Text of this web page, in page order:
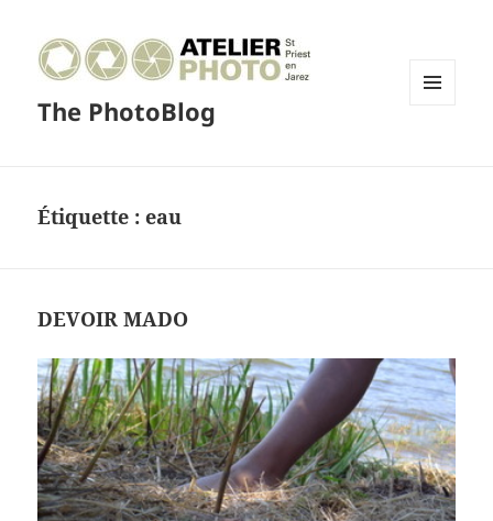
The PhotoBlog
Étiquette :eau
DEVOIR MADO